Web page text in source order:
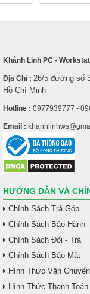
Khánh Linh PC -
Địa Chỉ : 26/5 đường số
Hồ Chí Minh
Hotline : 0977939777 -
Email :
HƯỚNG DẪN VÀ
Chính Sách Trả Góp
Chính Sách Bảo Hành
Chính Sách Đổi - Trả
Chính Sách Bảo Mật
Hình Thức Vận Chuyển
Hình Thức Thanh Toán